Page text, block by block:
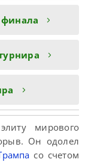
финала
мирового
Он одолел
со счетом